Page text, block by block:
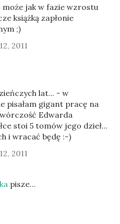
może jak w fazie wzrostu
książką zapłonie
;)
2011
lat... - w
pisałam gigant pracę na
Edwarda
stoi 5 tomów jego dzieł...
i wracać będę :-)
2011
pisze…